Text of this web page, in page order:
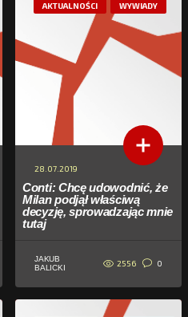
AKTUALNOŚCI WYWIADY
28.07.2019
Conti: Chcę udowodnić, że
Milan podjął właściwą
decyzję, sprowadzając mnie
tutaj
JAKUB
BALICKI
2556 0